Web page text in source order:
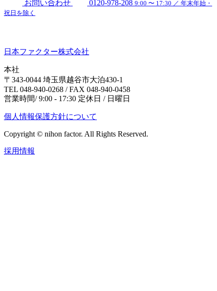
お問い合わせ 0120-978-208 9:00 〜 17:30 ／ 年末年始・
祝日を除く
日本ファクター株式会社
本社
〒343-0044 埼玉県越谷市大泊430-1
TEL 048-940-0268 / FAX 048-940-0458
営業時間/ 9:00 - 17:30 定休日 / 日曜日
個人情報保護方針について
Copyright © nihon factor. All Rights Reserved.
採用情報